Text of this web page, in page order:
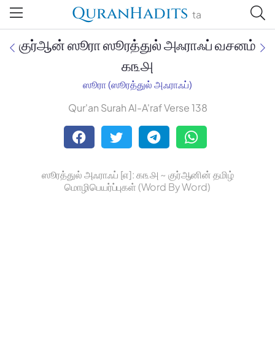
QuranHadits ta
Jan Trust Foundation
Mufti Omar Sheriff Qasimi,
குர்ஆன் ஸூரா ஸூரத்துல் அஃராஃப் வசனம்
௧௩௮
ஸூரா (ஸூரத்துல் அஃராஃப்)
Qur'an Surah Al-A'raf Verse 138
ஸூரத்துல் அஃராஃப் [௭]: ௧௩௮ ~ குர்ஆனின் தமிழ்
மொழிபெயர்ப்புகள் (Word By Word)